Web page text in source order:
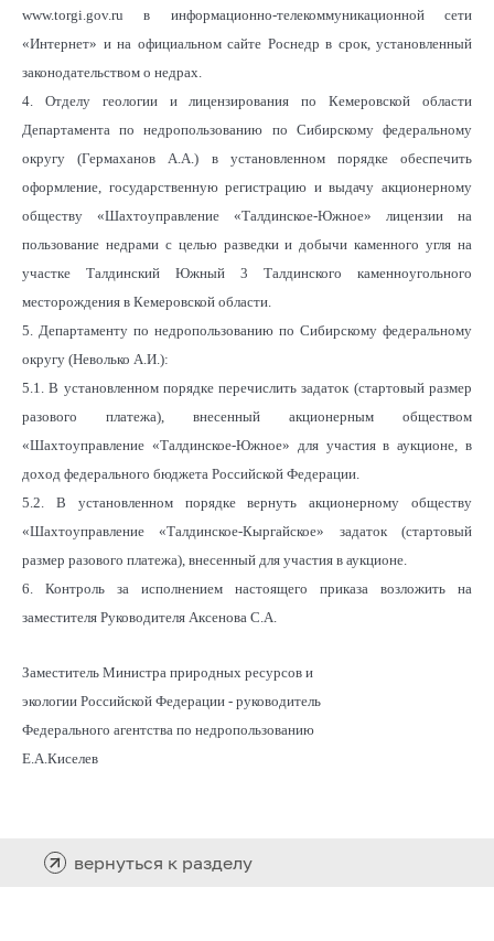
www.torgi.gov.ru в информационно-телекоммуникационной сети
«Интернет» и на официальном сайте Роснедр в срок, установленный
законодательством о недрах.
4. Отделу геологии и лицензирования по Кемеровской области
Департамента по недропользованию по Сибирскому федеральному
округу (Гермаханов А.А.) в установленном порядке обеспечить
оформление, государственную регистрацию и выдачу акционерному
обществу «Шахтоуправление «Талдинское-Южное» лицензии на
пользование недрами с целью разведки и добычи каменного угля на
участке Талдинский Южный 3 Талдинского каменноугольного
месторождения в Кемеровской области.
5. Департаменту по недропользованию по Сибирскому федеральному
округу (Неволько А.И.):
5.1. В установленном порядке перечислить задаток (стартовый размер
разового платежа), внесенный акционерным обществом
«Шахтоуправление «Талдинское-Южное» для участия в аукционе, в
доход федерального бюджета Российской Федерации.
5.2. В установленном порядке вернуть акционерному обществу
«Шахтоуправление «Талдинское-Кыргайское» задаток (стартовый
размер разового платежа), внесенный для участия в аукционе.
6. Контроль за исполнением настоящего приказа возложить на
заместителя Руководителя Аксенова С.А.
Заместитель Министра природных ресурсов и
экологии Российской Федерации - руководитель
Федерального агентства по недропользованию
Е.А.Киселев
вернуться к разделу